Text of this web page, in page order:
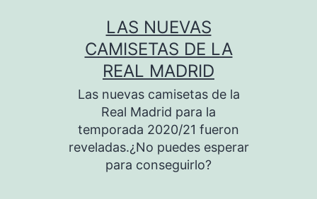
LAS NUEVAS
CAMISETAS DE LA
REAL MADRID
Las nuevas camisetas de la
Real Madrid para la
temporada 2020/21 fueron
reveladas.¿No puedes esperar
para conseguirlo?